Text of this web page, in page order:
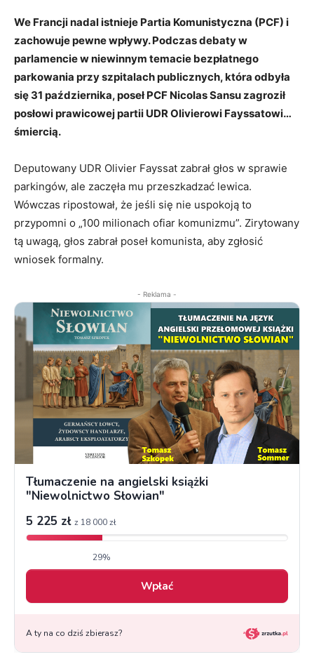
We Francji nadal istnieje Partia Komunistyczna (PCF) i
zachowuje pewne wpływy. Podczas debaty w
parlamencie w niewinnym temacie bezpłatnego
parkowania przy szpitalach publicznych, która odbyła
się 31 października, poseł PCF Nicolas Sansu zagroził
posłowi prawicowej partii UDR Olivierowi Fayssatowi…
śmiercią.
Deputowany UDR Olivier Fayssat zabrał głos w sprawie
parkingów, ale zaczęła mu przeszkadzać lewica.
Wówczas ripostował, że jeśli się nie uspokoją to
przypomni o „100 milionach ofiar komunizmu”. Zirytowany
tą uwagą, głos zabrał poseł komunista, aby zgłosić
wniosek formalny.
- Reklama -